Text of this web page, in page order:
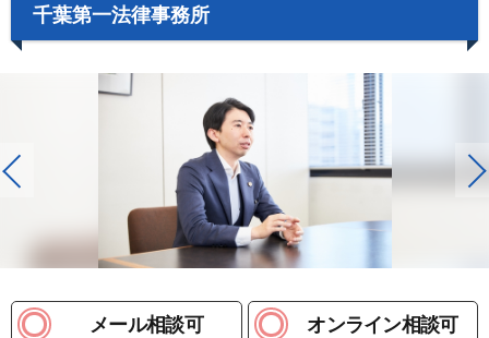
千葉第一法律事務所
メール相談可 オンライン相談可